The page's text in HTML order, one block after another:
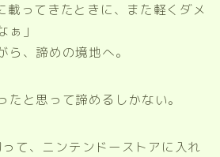
ってきたときに、また軽くダメ
ぁ」
ら、諦めの境地へ。
たと思って諦めるしかない。
て、ニンテンドーストアに入れ